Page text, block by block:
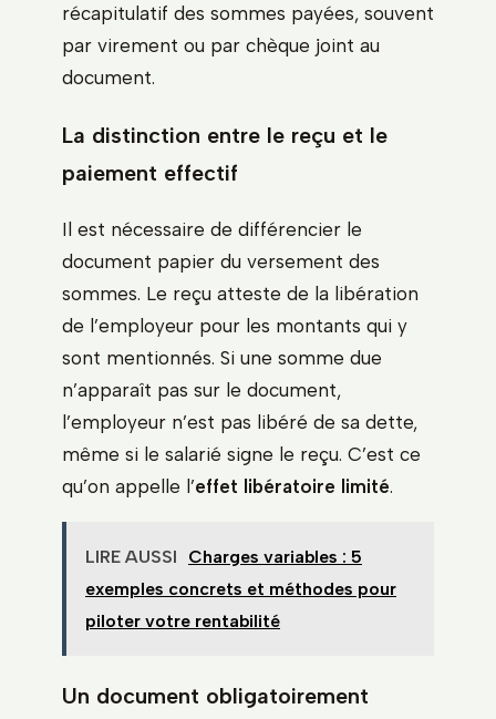
récapitulatif des sommes payées, souvent
par virement ou par chèque joint au
document.
La distinction entre le reçu et le
paiement effectif
Il est nécessaire de différencier le
document papier du versement des
sommes. Le reçu atteste de la libération
de l’employeur pour les montants qui y
sont mentionnés. Si une somme due
n’apparaît pas sur le document,
l’employeur n’est pas libéré de sa dette,
même si le salarié signe le reçu. C’est ce
qu’on appelle l’effet libératoire limité.
LIRE AUSSI
Charges variables : 5
exemples concrets et méthodes pour
piloter votre rentabilité
Un document obligatoirement